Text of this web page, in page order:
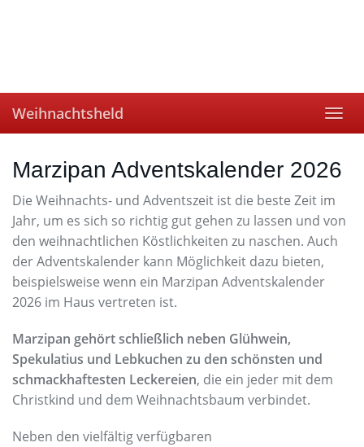
Weihnachtsheld
Marzipan Adventskalender 2026
Die Weihnachts- und Adventszeit ist die beste Zeit im
Jahr, um es sich so richtig gut gehen zu lassen und von
den weihnachtlichen Köstlichkeiten zu naschen. Auch
der Adventskalender kann Möglichkeit dazu bieten,
beispielsweise wenn ein Marzipan Adventskalender
2026 im Haus vertreten ist.
Marzipan gehört schließlich neben Glühwein,
Spekulatius und Lebkuchen zu den schönsten und
schmackhaftesten Leckereien, die ein jeder mit dem
Christkind und dem Weihnachtsbaum verbindet.
Neben den vielfältig verfügbaren